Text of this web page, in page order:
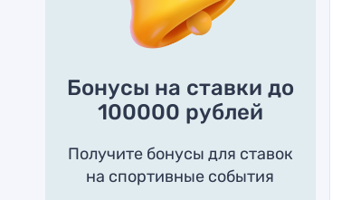
Бонусы на ставки до
100000 рублей
Получите бонусы для ставок
на спортивные события